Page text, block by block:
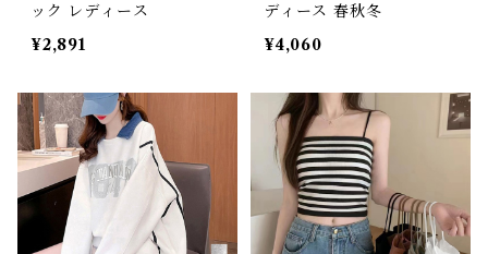
ック レディース
¥2,891
ディース 春秋冬
¥4,060